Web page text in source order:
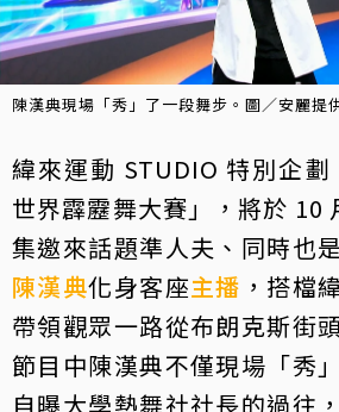
陳漢典現場「秀」了一段舞步。圖／安麗提
緯來運動 STUDIO 特別企
世界霹靂舞大賽」，將於 10
集邀來話題準人夫、同時也
陳漢典化身客座主播 ，搭檔
帶領觀眾一路從布朗克斯街
節目中陳漢典不僅現場「秀
自曝大學熱舞社社長的過往